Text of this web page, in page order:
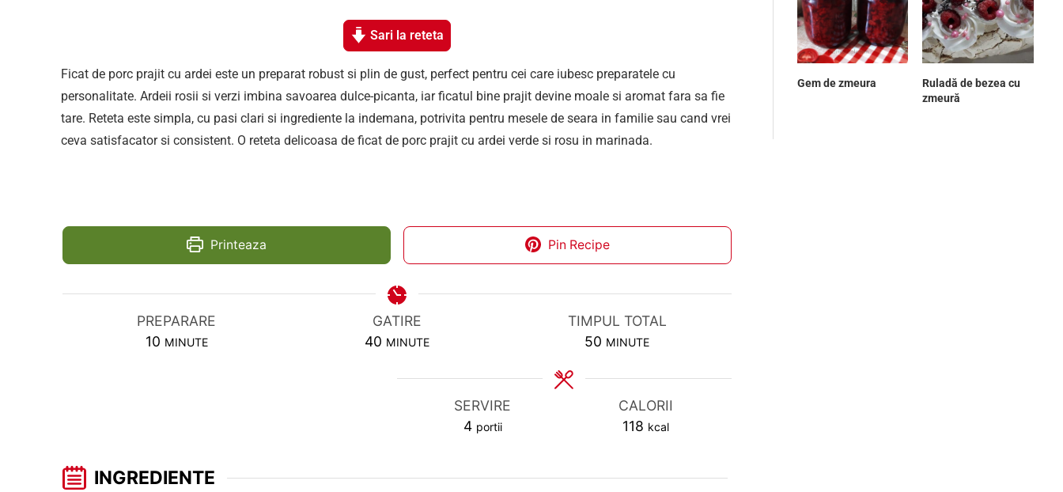
Sari la reteta
Ficat de porc prajit cu ardei este un preparat robust si plin de gust, perfect pentru cei care iubesc preparatele cu
personalitate. Ardeii rosii si verzi imbina savoarea dulce-picanta, iar ficatul bine prajit devine moale si aromat fara sa fie
tare. Reteta este simpla, cu pasi clari si ingrediente la indemana, potrivita pentru mesele de seara in familie sau cand vrei
ceva satisfacator si consistent. O reteta delicoasa de ficat de porc prajit cu ardei verde si rosu in marinada.
Printeaza Pin Recipe
PREPARARE
10MINUTES
MINUTE
GATIRE
40MINUTES
MINUTE
TIMPUL TOTAL
50 MINUTES
MINUTE
SERVIRE
4 portii
CALORII
118 kcal
INGREDIENTE
Gem de zmeura
Ruladă de bezea cu
zmeură